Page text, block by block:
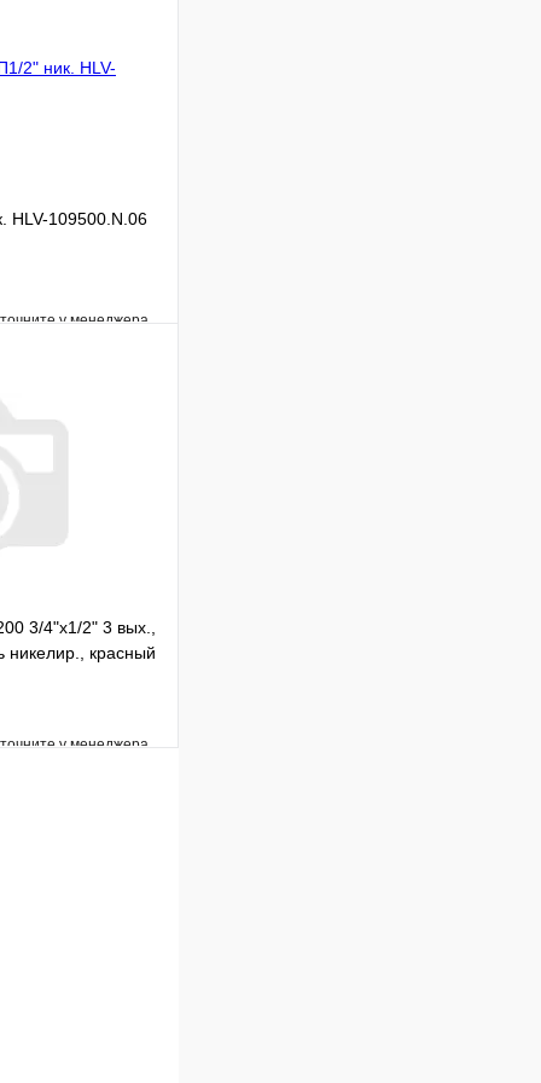
HLV-109500.N.06
у менеджера
корзину
3/4"х1/2" 3 вых.,
красный
у менеджера